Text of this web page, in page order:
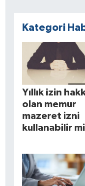
Kategori
Yıllık izin
olan memur
mazeret izni
kullanabilir